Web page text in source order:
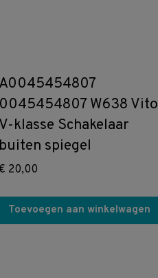
A0045454807
0045454807 W638 Vito
V-klasse Schakelaar
buiten spiegel
€ 20,00
Toevoegen aan winkelwagen